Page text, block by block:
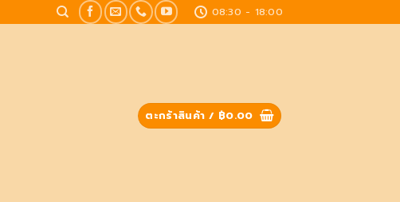
08:30 - 18:00
ตะกร้าสินค้า / ฿0.00